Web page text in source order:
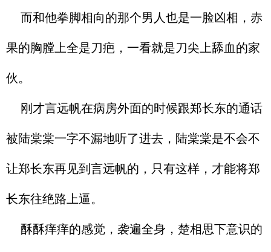
而和他拳脚相向的那个男人也是一脸凶相，赤
果的胸膛上全是刀疤，一看就是刀尖上舔血的家
伙。
刚才言远帆在病房外面的时候跟郑长东的通话
被陆棠棠一字不漏地听了进去，陆棠棠是不会不
让郑长东再见到言远帆的，只有这样，才能将郑
长东往绝路上逼。
酥酥痒痒的感觉，袭遍全身，楚相思下意识的